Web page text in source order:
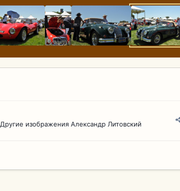
Другие изображения Александр Литовский